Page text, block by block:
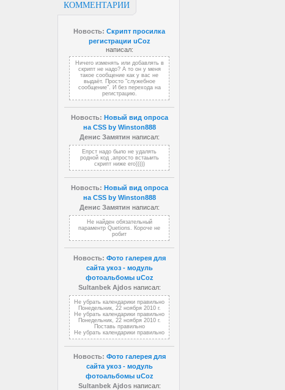
КОММЕНТАРИИ
Новость: Скрипт просилка
регистрации uCoz
написал:
Ничего изменять или добавлять в
скрипт не надо? А то он у меня
такое сообщение как у вас не
выдаёт. Просто "служебное
сообщение". И без перехода на
регистрацию.
Новость: Новый вид опроса
на CSS by Winston888
Денис Замятин написал:
Епрст надо было не удалять
родной код ,апросто встаыить
скрипт ниже его)))))
Новость: Новый вид опроса
на CSS by Winston888
Денис Замятин написал:
Не найден обязательный
параментр Quetions. Короче не
робит
Новость: Фото галерея для
сайта укоз - модуль
фотоальбомы uCoz
Sultanbek Ajdosнаписал:
Не убрать календарики правильно
Понедельник, 22 ноября 2010 г.
Не убрать календарики правильно
Понедельник, 22 ноября 2010 г.
Поставь правильно
Не убрать календарики правильно
Новость: Фото галерея для
сайта укоз - модуль
фотоальбомы uCoz
Sultanbek Ajdosнаписал: